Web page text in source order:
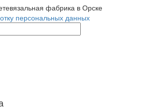
фабрика в Орске
персональных данных